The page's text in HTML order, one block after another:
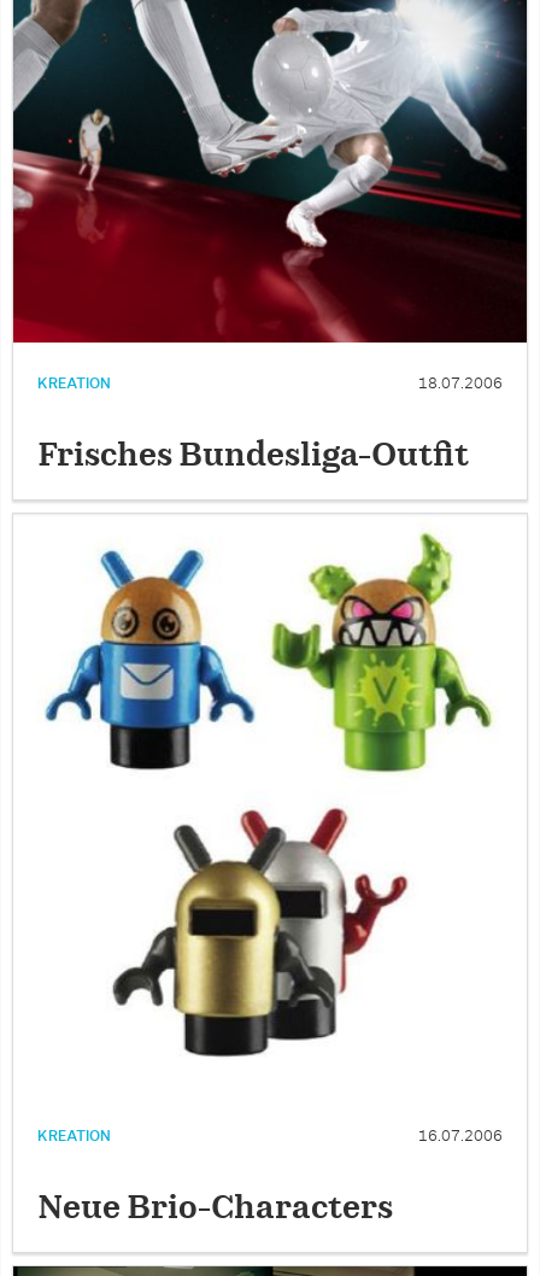
KREATION 18.07.2006
Frisches Bundesliga-Outfit
KREATION 16.07.2006
Neue Brio-Characters